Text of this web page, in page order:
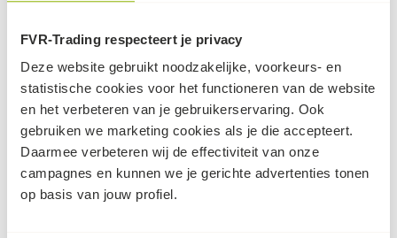
FVR-Trading respecteert je privacy
Deze website gebruikt noodzakelijke, voorkeurs- en
statistische cookies voor het functioneren van de website
en het verbeteren van je gebruikerservaring. Ook
gebruiken we marketing cookies als je die accepteert.
Daarmee verbeteren wij de effectiviteit van onze
campagnes en kunnen we je gerichte advertenties tonen
op basis van jouw profiel.
Rain Bird -
overgangsstuk PP -
16mm - 3/4"
buitendraad
handige koppeling om
van druppelslang naar
Rain Bird - T-stuk PP -
16mm
knelkoppeling om 3
verbinden